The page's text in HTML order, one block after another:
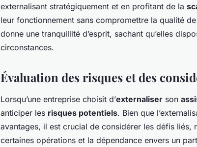
externalisant stratégiquement et en profitant de la
leur fonctionnement sans compromettre la qualité
donne une tranquillité d’esprit, sachant qu’elles
circonstances.
Évaluation des risques et des
Lorsqu’une entreprise choisit d’externaliser son
anticiper les risques potentiels. Bien que
avantages, il est crucial de considérer les défis liés,
certaines opérations et la dépendance envers un